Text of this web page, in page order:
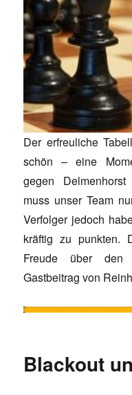
Der erfreuliche
schön – eine
gegen
muss unser Team
Verfolger jedoch
kräftig zu punkten.
Freude über
Gastbeitrag von
Blackout